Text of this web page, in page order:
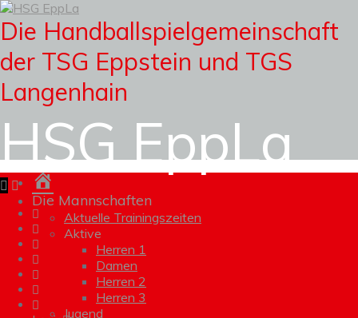
Die Handballspielgemeinschaft
der TSG Eppstein und TGS
Langenhain
HSG EppLa
Die Mannschaften
Aktuelle Trainingszeiten
Aktive
Herren 1
Damen
Herren 2
Herren 3
Jugend